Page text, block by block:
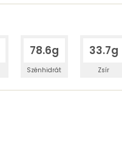
78.6g
Szénhidrát
33.7g
Zsír